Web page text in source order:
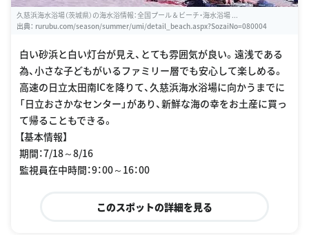
久慈浜海水浴場（茨城県）の海水浴情報：全国プール＆ビーチ・海水浴場 ...
出典： rurubu.com/season/summer/umi/detail_beach.aspx?SozaiNo=080004
白い砂浜と白い灯台が見え、とても雰囲気が良い。遠浅である
為、小さな子どもがいるファミリー層でも安心して楽しめる。
高速の日立太田南ICを降りて、久慈浜海水浴場に向かうまでに
「日立おさかなセンター」があり、新鮮な海の幸をお土産に買っ
て帰ることもできる。
【基本情報】
期間：7/18～8/16
監視員在中時間：9：00～16：00
このスポットの詳細を見る